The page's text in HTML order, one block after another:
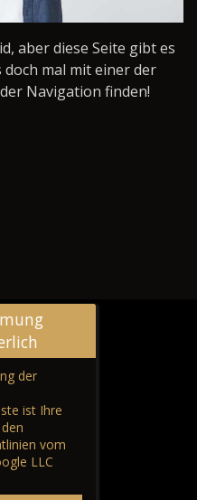
aber diese Seite gibt es
doch mal mit einer der
Navigation finden!
der
ist Ihre
vom
LLC